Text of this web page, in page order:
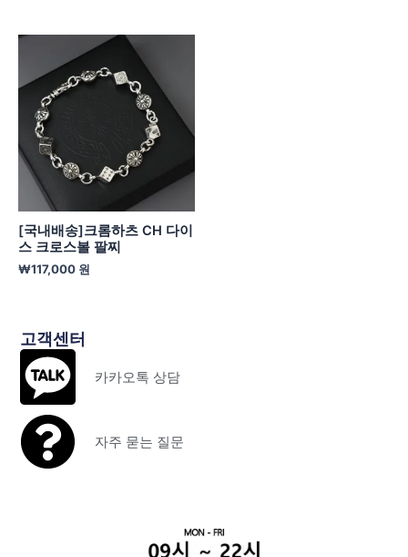
[국내배송]크롬하츠 CH 다이
스 크로스볼 팔찌
₩117,000 원
고객센터
카카오톡 상담
자주 묻는 질문